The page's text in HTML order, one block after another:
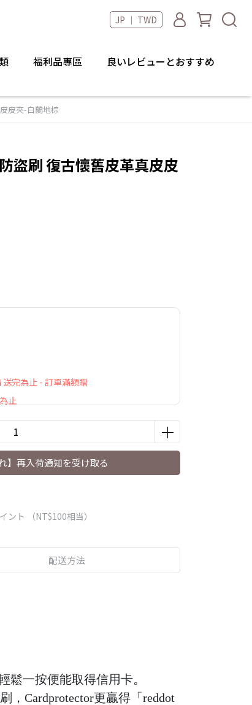
JP ｜ TWD
福利品專區
良いレビューとおすすめ
皮夾-白蘭地棕
盜刷 復古懷舊皮革真皮皮
完為止 - 訂單滿額贈
止
】再入荷通知を受け取る
ント （NT$100相当）
配送方法
鬆一按便能取得信用卡。
，Cardprotector更贏得「reddot